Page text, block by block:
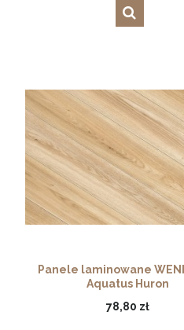
Panele laminowane
Aquatus Huron
78,80 zł